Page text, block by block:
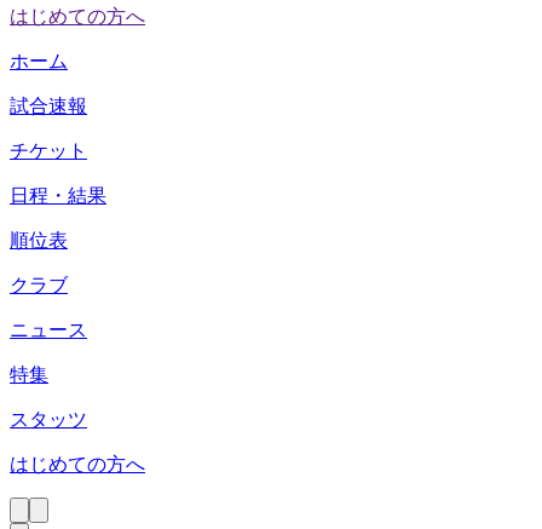
はじめての方へ
ホーム
試合速報
チケット
日程・結果
順位表
クラブ
ニュース
特集
スタッツ
はじめての方へ